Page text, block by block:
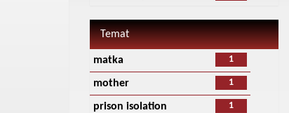
Temat
1
matka
1
mother
1
prison isolation